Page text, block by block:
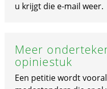
u krijgt die e-mail weer.
Meer
opiniestuk
Een petitie wordt